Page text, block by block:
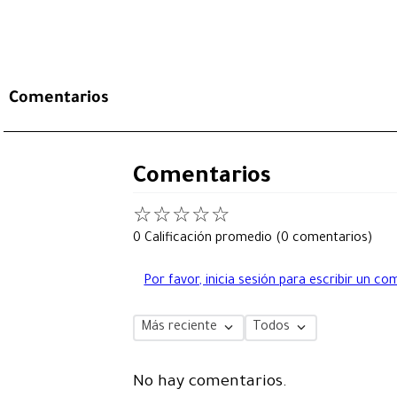
Comentarios
Comentarios
☆☆☆☆☆
0 Calificación promedio (0 comentarios)
Por favor, inicia sesión para escribir un
Más reciente Todos
No hay comentarios.